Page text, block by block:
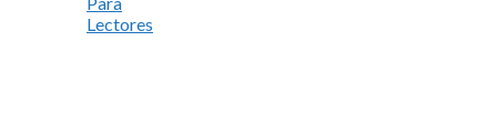
Lectores